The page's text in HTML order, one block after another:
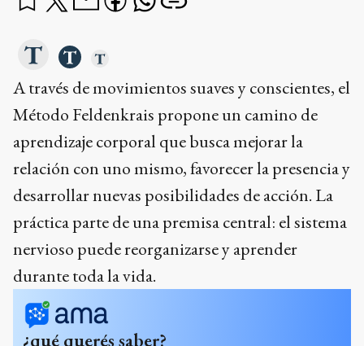
A través de movimientos suaves y conscientes, el
Método Feldenkrais propone un camino de
aprendizaje corporal que busca mejorar la
relación con uno mismo, favorecer la presencia y
desarrollar nuevas posibilidades de acción. La
práctica parte de una premisa central: el sistema
nervioso puede reorganizarse y aprender
durante toda la vida.
¿qué querés saber?